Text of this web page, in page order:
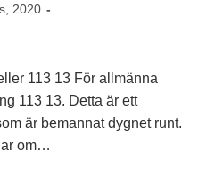
2020
113 13 För allmänna
113 13. Detta är ett
är bemannat dygnet runt.
om…